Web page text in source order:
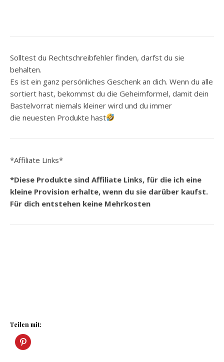
Solltest du Rechtschreibfehler finden, darfst du sie
behalten.
Es ist ein ganz persönliches Geschenk an dich. Wenn du alle
sortiert hast, bekommst du die Geheimformel, damit dein
Bastelvorrat niemals kleiner wird und du immer
die neuesten Produkte hast
*Affiliate Links*
*Diese Produkte sind Affiliate Links, für die ich eine
kleine Provision erhalte, wenn du sie darüber kaufst.
Für dich entstehen keine Mehrkosten
Teilen mit: